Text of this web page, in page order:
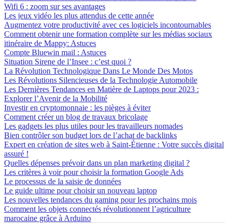
Wifi 6 : zoom sur ses avantages
Les jeux vidéo les plus attendus de cette année
Augmentez votre productivité avec ces logiciels incontournables
Comment obtenir une formation complète sur les médias sociaux
itinéraire de Mappy: Astuces
Compte Bluewin mail : Astuces
Situation Sirene de l’Insee : c’est quoi ?
La Révolution Technologique Dans Le Monde Des Motos
Les Révolutions Silencieuses de la Technologie Automobile
Les Dernières Tendances en Matière de Laptops pour 2023 :
Explorer l’Avenir de la Mobilité
Investir en cryptomonnaie : les pièges à éviter
Comment créer un blog de travaux bricolage
Les gadgets les plus utiles pour les travailleurs nomades
Bien contrôler son budget lors de l’achat de backlinks
Expert en création de sites web à Saint-Étienne : Votre succès digital
assuré !
Quelles dépenses prévoir dans un plan marketing digital ?
Les critères à voir pour choisir la formation Google Ads
Le processus de la saisie de données
Le guide ultime pour choisir un nouveau laptop
Les nouvelles tendances du gaming pour les prochains mois
Comment les objets connectés révolutionnent l’agriculture
marocaine grâce à Arduino